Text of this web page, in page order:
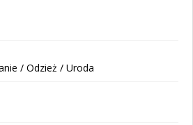
/ Odzież / Uroda